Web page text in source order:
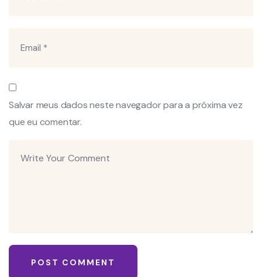
Salvar meus dados neste navegador para a próxima vez
que eu comentar.